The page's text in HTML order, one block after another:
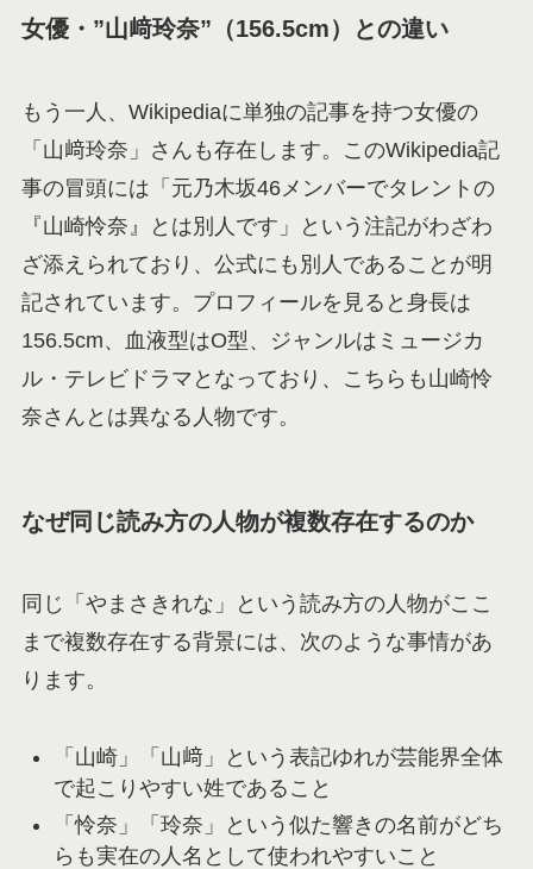
女優・”山﨑玲奈”（156.5cm）との違い
もう一人、Wikipediaに単独の記事を持つ女優の
「山﨑玲奈」さんも存在します。このWikipedia記
事の冒頭には「元乃木坂46メンバーでタレントの
『山崎怜奈』とは別人です」という注記がわざわ
ざ添えられており、公式にも別人であることが明
記されています。プロフィールを見ると身長は
156.5cm、血液型はO型、ジャンルはミュージカ
ル・テレビドラマとなっており、こちらも山崎怜
奈さんとは異なる人物です。
なぜ同じ読み方の人物が複数存在するのか
同じ「やまさきれな」という読み方の人物がここ
まで複数存在する背景には、次のような事情があ
ります。
「山崎」「山﨑」という表記ゆれが芸能界全体
で起こりやすい姓であること
「怜奈」「玲奈」という似た響きの名前がどち
らも実在の人名として使われやすいこと